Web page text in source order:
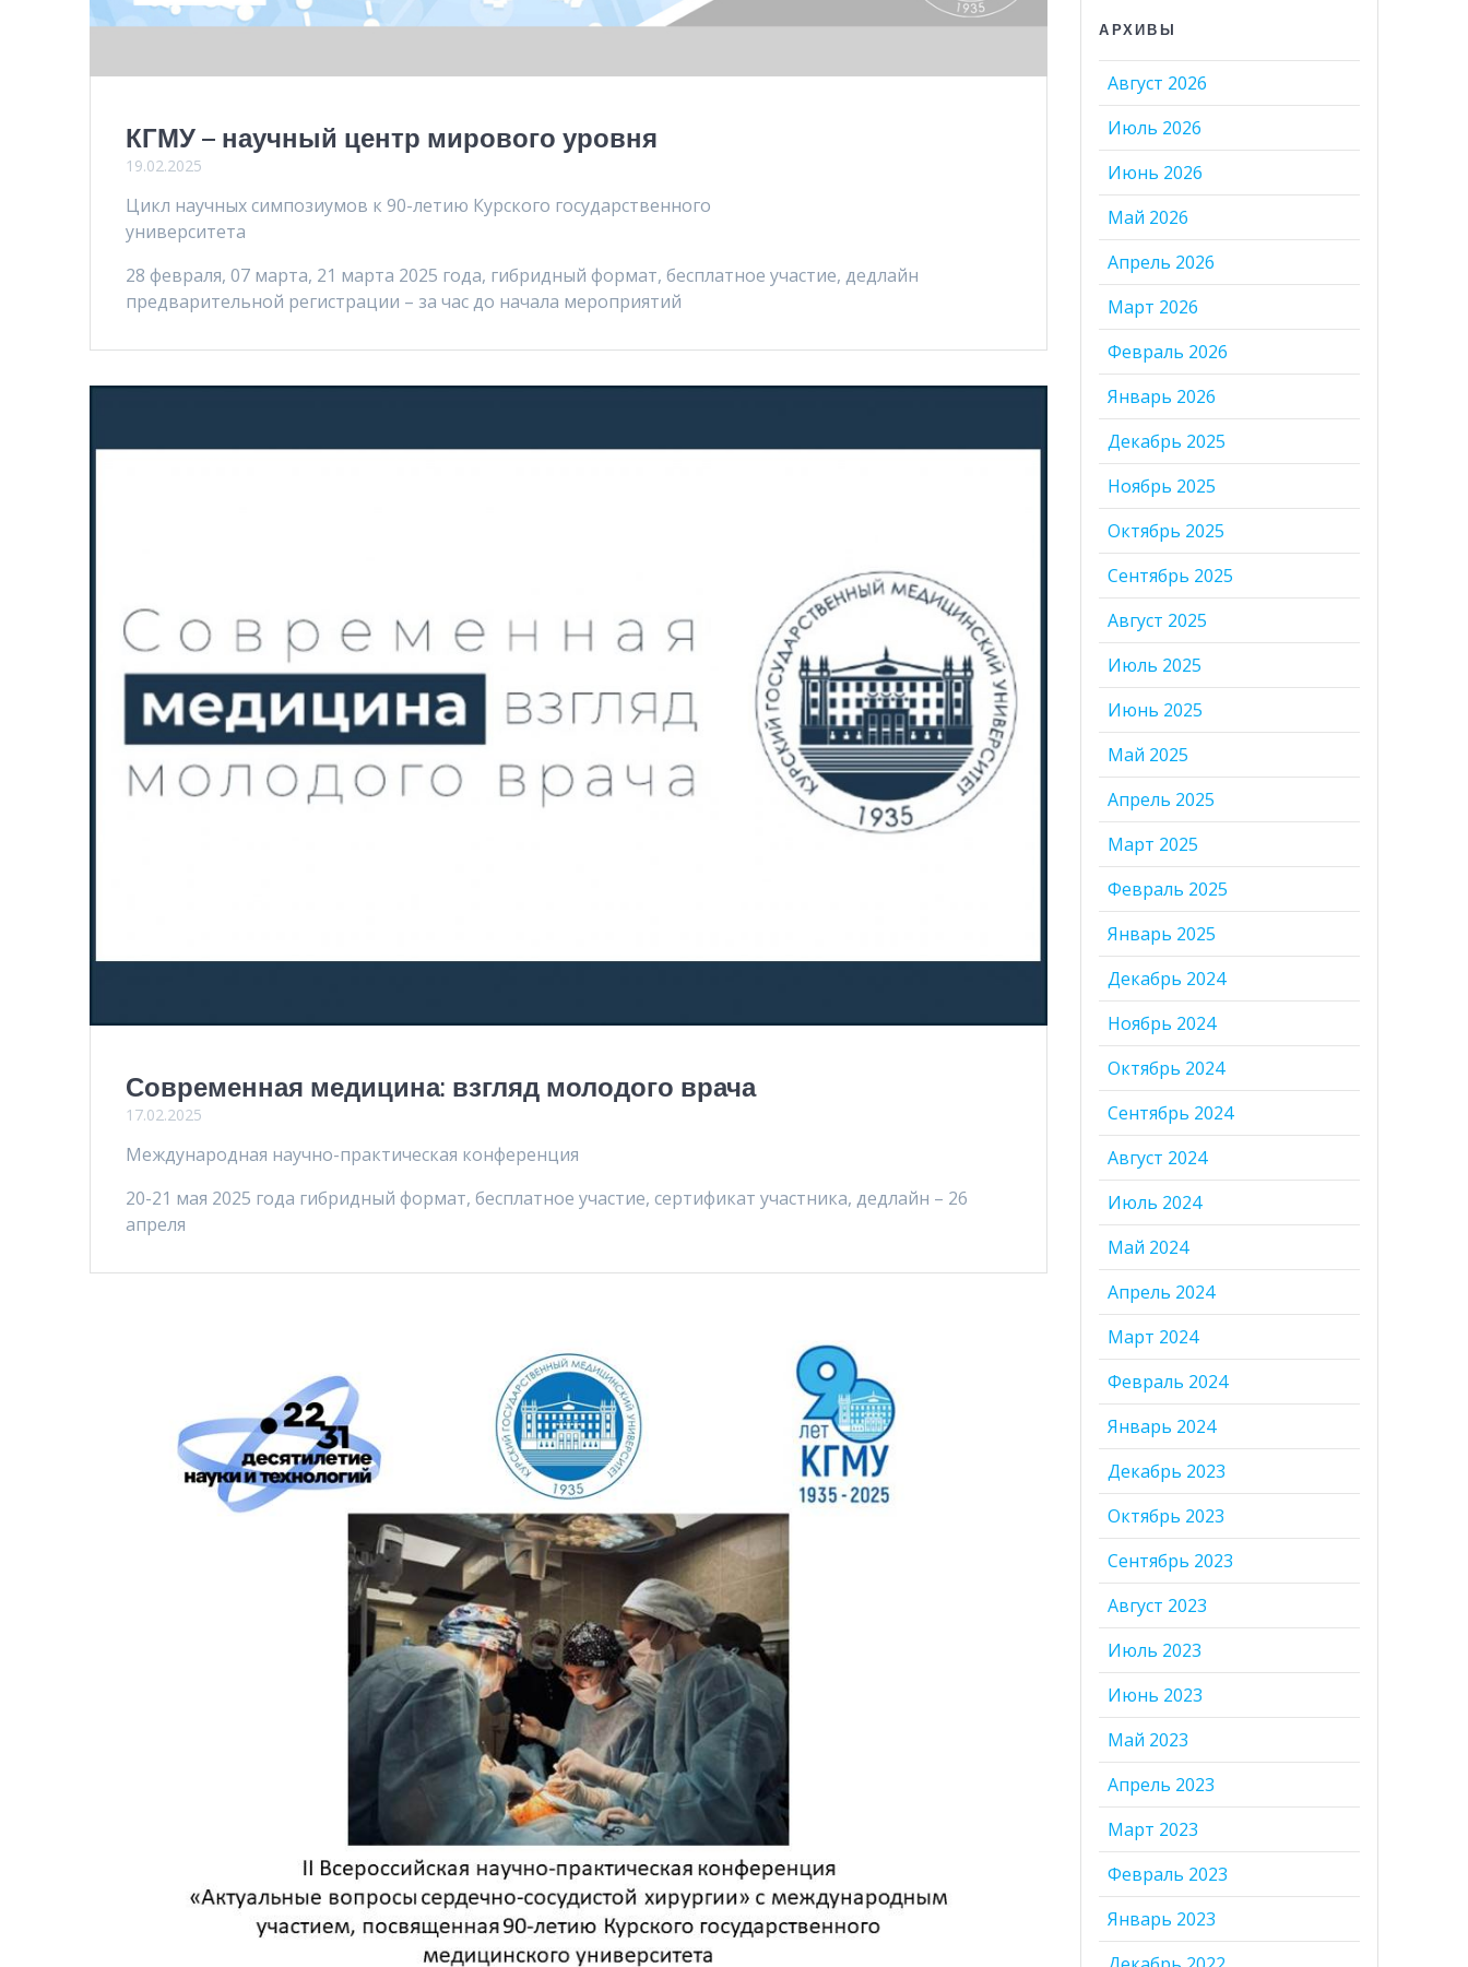
КГМУ – научный центр мирового уровня
19.02.2025
Цикл научных симпозиумов к 90-летию Курского государственного
университета
28 февраля, 07 марта, 21 марта 2025 года, гибридный формат, бесплатное участие, дедлайн
предварительной регистрации – за час до начала мероприятий
Современная медицина: взгляд молодого врача
17.02.2025
Международная научно-практическая конференция
20-21 мая 2025 года гибридный формат, бесплатное участие, сертификат участника, дедлайн – 26
апреля
АРХИВЫ
Август 2026
Июль 2026
Июнь 2026
Май 2026
Апрель 2026
Март 2026
Февраль 2026
Январь 2026
Декабрь 2025
Ноябрь 2025
Октябрь 2025
Сентябрь 2025
Август 2025
Июль 2025
Июнь 2025
Май 2025
Апрель 2025
Март 2025
Февраль 2025
Январь 2025
Декабрь 2024
Ноябрь 2024
Октябрь 2024
Сентябрь 2024
Август 2024
Июль 2024
Май 2024
Апрель 2024
Март 2024
Февраль 2024
Январь 2024
Декабрь 2023
Октябрь 2023
Сентябрь 2023
Август 2023
Июль 2023
Июнь 2023
Май 2023
Апрель 2023
Март 2023
Февраль 2023
Январь 2023